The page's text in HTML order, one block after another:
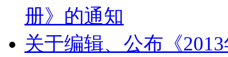
册》的通知
关于编辑、公布《